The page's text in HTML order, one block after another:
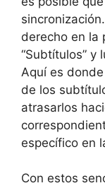
derecho en la
“Subtítulos” y
Aquí es
de los
atrasarlos
específico en
Con estos